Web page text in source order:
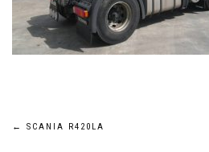
Navigation
← SCANIA R420LA